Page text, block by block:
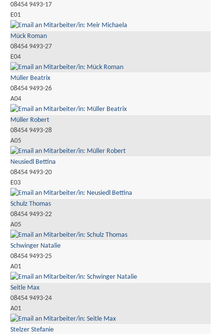
08454 9493-17
E01
Mück Roman
08454 9493-27
E04
Müller Beatrix
08454 9493-26
A04
Müller Robert
08454 9493-28
A05
Neusiedl Bettina
08454 9493-20
E03
Schulz Thomas
08454 9493-22
A05
Schwinger Natalie
08454 9493-25
A01
Seitle Max
08454 9493-24
A01
Stelzer Stefanie